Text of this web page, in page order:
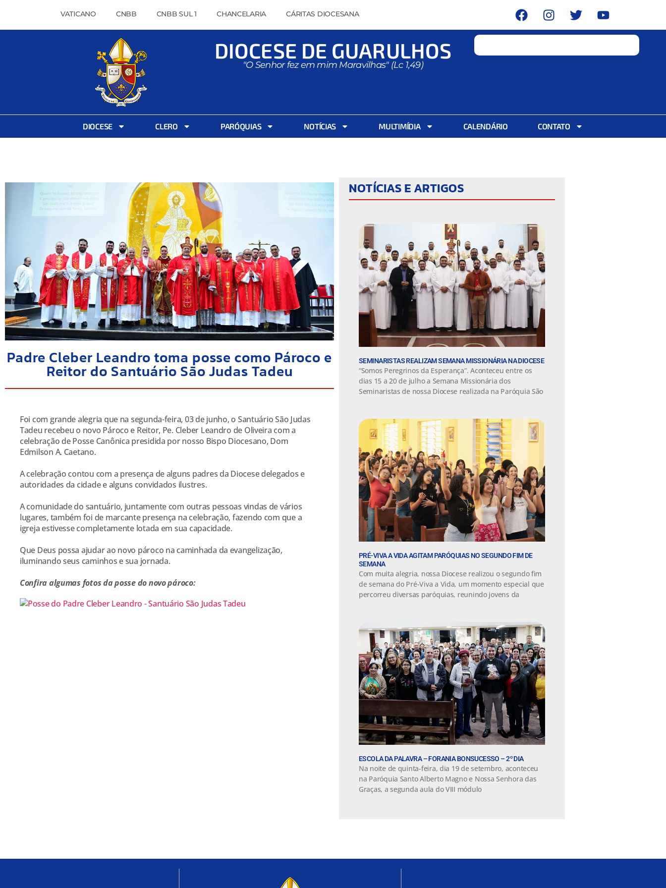
VATICANO CNBB CNBB SUL 1 CHANCELARIA CÁRITAS DIOCESANA
DIOCESE DE GUARULHOS
"O Senhor fez em mim Maravilhas" (Lc 1,49)
DIOCESE CLERO PARÓQUIAS NOTÍCIAS MULTIMÍDIA CALENDÁRIO CONTATO
Padre Cleber Leandro toma posse como Pároco e
Reitor do Santuário São Judas Tadeu
Foi com grande alegria que na segunda-feira, 03 de junho, o Santuário São Judas
Tadeu recebeu o novo Pároco e Reitor, Pe. Cleber Leandro de Oliveira com a
celebração de Posse Canônica presidida por nosso Bispo Diocesano, Dom
Edmilson A. Caetano.
A celebração contou com a presença de alguns padres da Diocese delegados e
autoridades da cidade e alguns convidados ilustres.
A comunidade do santuário, juntamente com outras pessoas vindas de vários
lugares, também foi de marcante presença na celebração, fazendo com que a
igreja estivesse completamente lotada em sua capacidade.
Que Deus possa ajudar ao novo pároco na caminhada da evangelização,
iluminando seus caminhos e sua jornada.
Confira algumas fotos da posse do novo pároco:
NOTÍCIAS E ARTIGOS
SEMINARISTAS REALIZAM SEMANA MISSIONÁRIA NA DIOCESE
“Somos Peregrinos da Esperança”. Aconteceu entre os
dias 15 a 20 de julho a Semana Missionária dos
Seminaristas de nossa Diocese realizada na Paróquia São
PRÉ-VIVA A VIDA AGITAM PARÓQUIAS NO SEGUNDO FIM DE
SEMANA
Com muita alegria, nossa Diocese realizou o segundo fim
de semana do Pré-Viva a Vida, um momento especial que
percorreu diversas paróquias, reunindo jovens da
ESCOLA DA PALAVRA – FORANIA BONSUCESSO – 2º DIA
Na noite de quinta-feira, dia 19 de setembro, aconteceu
na Paróquia Santo Alberto Magno e Nossa Senhora das
Graças, a segunda aula do VIII módulo